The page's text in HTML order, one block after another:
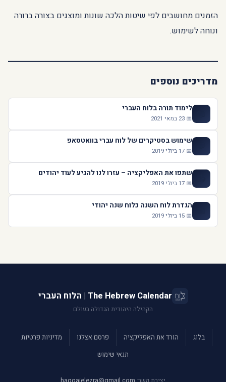
הזמנים מחושבים לפי שיטות הלכה שונות ומוצגים בצורה ברורה
ונוחה לשימוש.
מדריכים נוספים
לימוד תורה בלוח העברי
📅 23 במאי 2021
שימוש בסטיקרים של לוח עברי בוואטסאפ
📅 17 ביולי 2019
שתפו את האפליקציה – עזרו לנו להגיע לעוד יהודים
📅 17 ביולי 2019
הגדרת לוח השנה כלוח שנה יהודי
📅 15 ביולי 2019
The Hebrew Calendar | הלוח העברי
הקהילה היהודית הגדולה בעולם
בלוג הורד את האפליקציה פרסם אצלנו
מדיניות פרטיות
תנאי שימוש